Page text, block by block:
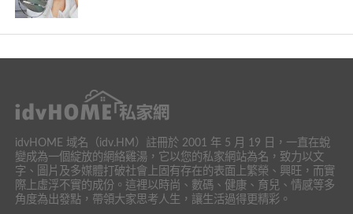
idvHOME 域名（idv.HM）註冊於 2001 年 5 月 19 日，一直在蛻
變成為一個綻放的網絡雞湯，它以您的私家網站為名，致力以文
字、圖片及多媒體打破社會上固有存在的表面上繁榮、興旺，而實
際上虛浮不實的成份。這裡以時尚、數碼、健康、育兒、情感等多
角度為出發點，帶領大家思考人生，讓生活過得更精彩。